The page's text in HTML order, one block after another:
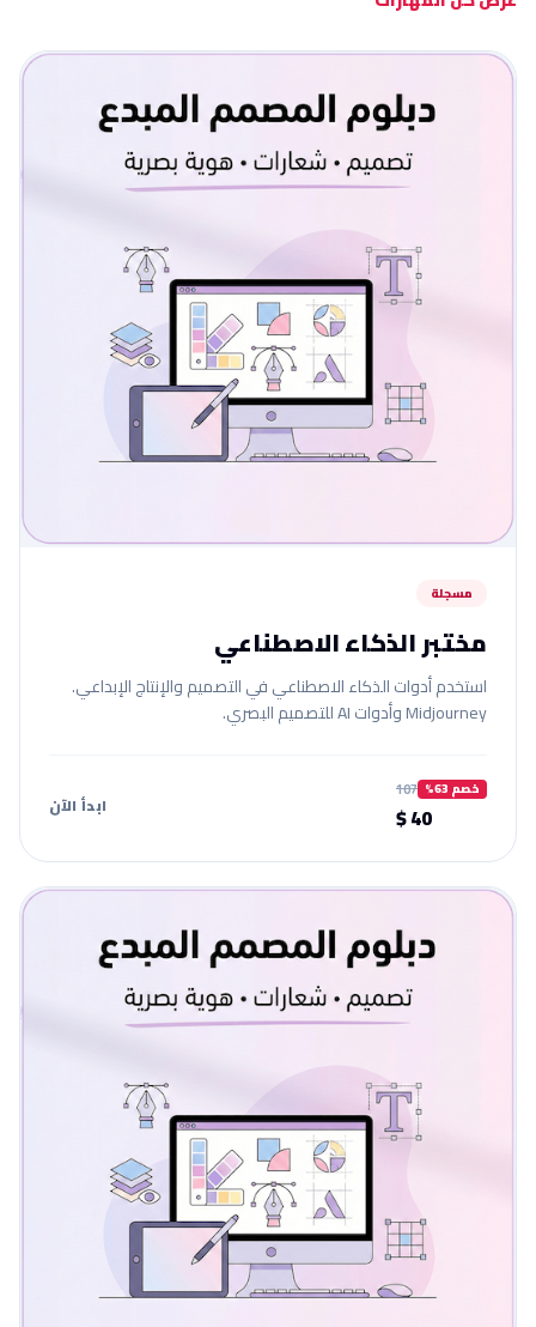
مسجلة
مختبر الذكاء الاصطناعي
استخدم أدوات الذكاء الاصطناعي في التصميم والإنتاج الإبداعي.
Midjourney وأدوات AI للتصميم البصري.
خصم 63% 107
40 $ ابدأ الآن